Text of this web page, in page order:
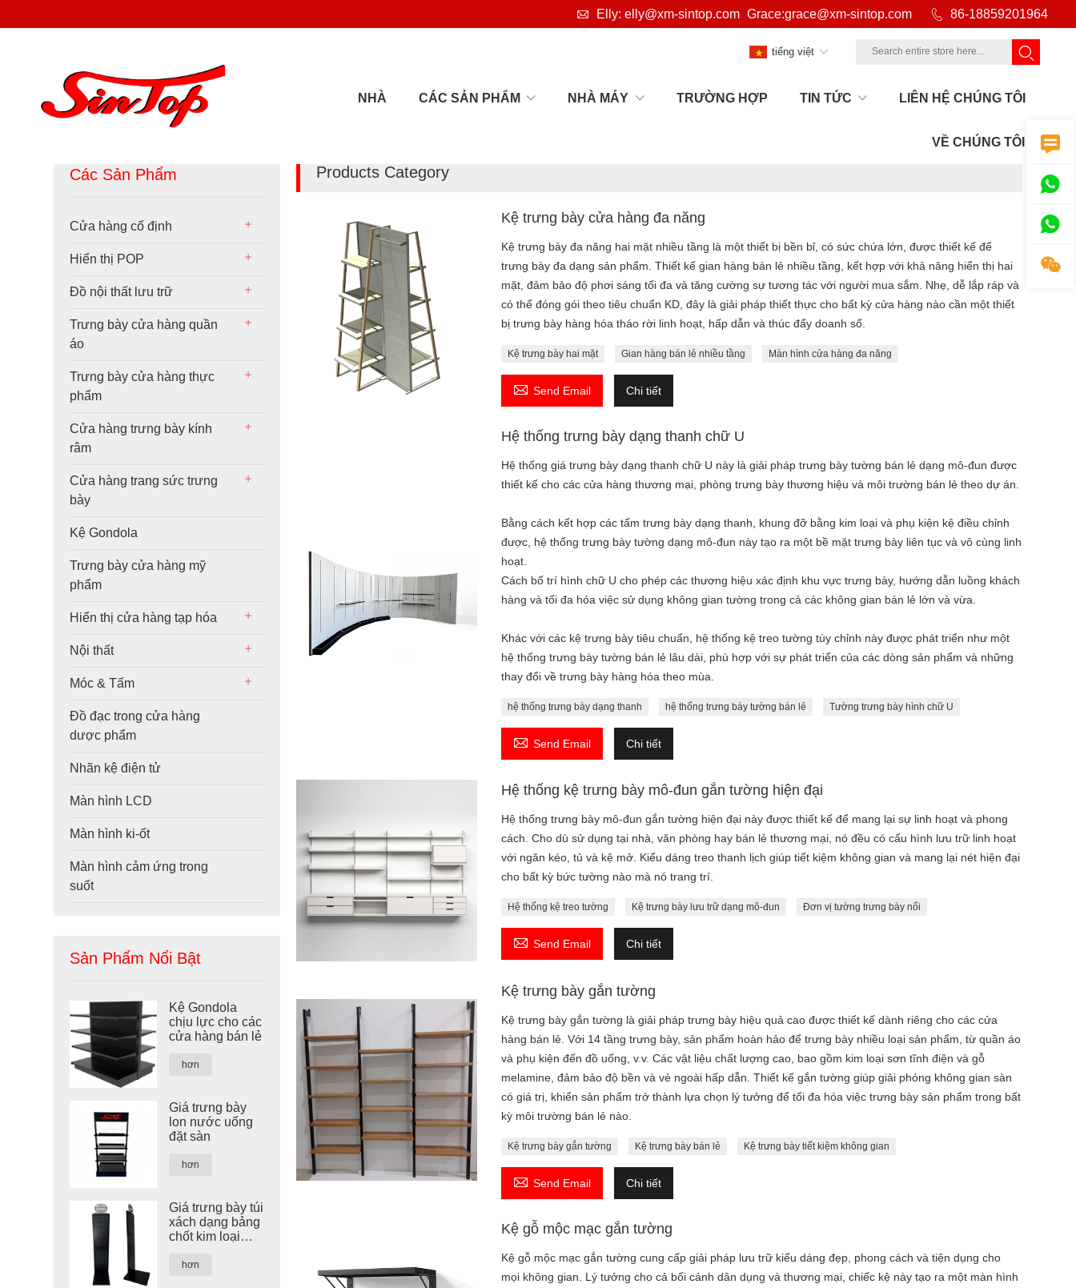
 Elly: elly@xm-sintop.com Grace:grace@xm-sintop.com  86-18859201964
NHÀ CÁC SẢN PHẨM NHÀ MÁY TRƯỜNG HỢP TIN TỨC LIÊN HỆ CHÚNG TÔI
VỀ CHÚNG TÔI
tiếng việt
Kệ treo tường
Các Sản Phẩm
Cửa hàng cố định
Hiển thị POP
Đồ nội thất lưu trữ
Trưng bày cửa hàng quần
áo
Trưng bày cửa hàng thực
phẩm
Cửa hàng trưng bày kính
râm
Cửa hàng trang sức trưng
bày
Kệ Gondola
Trưng bày cửa hàng mỹ
phẩm
Hiển thị cửa hàng tạp hóa
Nội thất
Móc & Tấm
Đồ đạc trong cửa hàng
dược phẩm
Nhãn kệ điện tử
Màn hình LCD
Màn hình ki-ốt
Màn hình cảm ứng trong
suốt
Sản Phẩm Nổi Bật
Kệ Gondola
chịu lực cho các
cửa hàng bán lẻ
hơn
Giá trưng bày
lon nước uống
đặt sàn
hơn
Giá trưng bày túi
xách dạng bảng
chốt kim loại
chỉnh
hơn
Products Category
Kệ trưng bày cửa hàng đa năng
Kệ trưng bày đa năng hai mặt nhiều tầng là một thiết bị bền bỉ, có sức chứa lớn, được thiết kế để
trưng bày đa dạng sản phẩm. Thiết kế gian hàng bán lẻ nhiều tầng, kết hợp với khả năng hiển thị hai
mặt, đảm bảo độ phơi sáng tối đa và tăng cường sự tương tác với người mua sắm. Nhẹ, dễ lắp ráp và
có thể đóng gói theo tiêu chuẩn KD, đây là giải pháp thiết thực cho bất kỳ cửa hàng nào cần một thiết
bị trưng bày hàng hóa tháo rời linh hoạt, hấp dẫn và thúc đẩy doanh số.
Kệ trưng bày hai mặt Gian hàng bán lẻ nhiều tầng Màn hình cửa hàng đa năng
 Send Email Chi tiết
Hệ thống trưng bày dạng thanh chữ U
Hệ thống giá trưng bày dạng thanh chữ U này là giải pháp trưng bày tường bán lẻ dạng mô-đun được
thiết kế cho các cửa hàng thương mại, phòng trưng bày thương hiệu và môi trường bán lẻ theo dự án.
Bằng cách kết hợp các tấm trưng bày dạng thanh, khung đỡ bằng kim loại và phụ kiện kệ điều chỉnh
được, hệ thống trưng bày tường dạng mô-đun này tạo ra một bề mặt trưng bày liên tục và vô cùng linh
hoạt.
Cách bố trí hình chữ U cho phép các thương hiệu xác định khu vực trưng bày, hướng dẫn luồng khách
hàng và tối đa hóa việc sử dụng không gian tường trong cả các không gian bán lẻ lớn và vừa.
Khác với các kệ trưng bày tiêu chuẩn, hệ thống kệ treo tường tùy chỉnh này được phát triển như một
hệ thống trưng bày tường bán lẻ lâu dài, phù hợp với sự phát triển của các dòng sản phẩm và những
thay đổi về trưng bày hàng hóa theo mùa.
hệ thống trưng bày dạng thanh hệ thống trưng bày tường bán lẻ Tường trưng bày hình chữ U
 Send Email Chi tiết
Hệ thống kệ trưng bày mô-đun gắn tường hiện đại
Hệ thống trưng bày mô-đun gắn tường hiện đại này được thiết kế để mang lại sự linh hoạt và phong
cách. Cho dù sử dụng tại nhà, văn phòng hay bán lẻ thương mại, nó đều có cấu hình lưu trữ linh hoạt
với ngăn kéo, tủ và kệ mở. Kiểu dáng treo thanh lịch giúp tiết kiệm không gian và mang lại nét hiện đại
cho bất kỳ bức tường nào mà nó trang trí.
Hệ thống kệ treo tường Kệ trưng bày lưu trữ dạng mô-đun Đơn vị tường trưng bày nổi
 Send Email Chi tiết
Kệ trưng bày gắn tường
Kệ trưng bày gắn tường là giải pháp trưng bày hiệu quả cao được thiết kế dành riêng cho các cửa
hàng bán lẻ. Với 14 tầng trưng bày, sản phẩm hoàn hảo để trưng bày nhiều loại sản phẩm, từ quần áo
và phụ kiện đến đồ uống, v.v. Các vật liệu chất lượng cao, bao gồm kim loại sơn tĩnh điện và gỗ
melamine, đảm bảo độ bền và vẻ ngoài hấp dẫn. Thiết kế gắn tường giúp giải phóng không gian sàn
có giá trị, khiến sản phẩm trở thành lựa chọn lý tưởng để tối đa hóa việc trưng bày sản phẩm trong bất
kỳ môi trường bán lẻ nào.
Kệ trưng bày gắn tường Kệ trưng bày bán lẻ Kệ trưng bày tiết kiệm không gian
 Send Email Chi tiết
Kệ gỗ mộc mạc gắn tường
Kệ gỗ mộc mạc gắn tường cung cấp giải pháp lưu trữ kiểu dáng đẹp, phong cách và tiện dụng cho
mọi không gian. Lý tưởng cho cả bối cảnh dân dụng và thương mại, chiếc kệ này tạo ra một màn hình



